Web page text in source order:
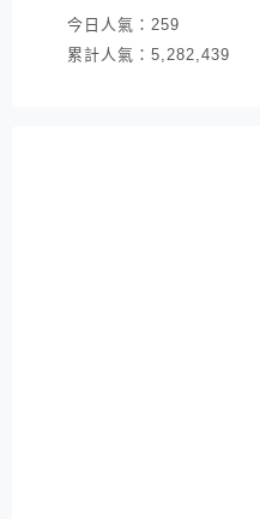
今日人氣： 259
累計人氣： 5,282,439